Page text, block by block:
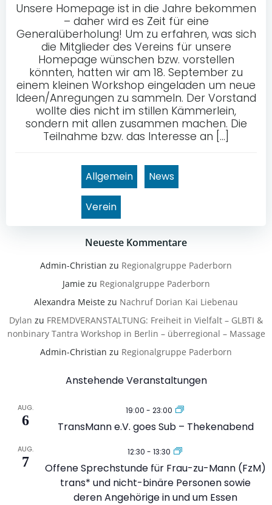
Unsere Homepage ist in die Jahre bekommen
– daher wird es Zeit für eine
Generalüberholung! Um zu erfahren, was sich
die Mitglieder des Vereins für unsere
Homepage wünschen bzw. vorstellen
könnten, hatten wir am 18. September zu
einem kleinen Workshop eingeladen um neue
Ideen/Anregungen zu sammeln. Der Vorstand
wollte dies nicht im stillen Kämmerlein,
sondern mit allen zusammen machen. Die
Teilnahme bzw. das Interesse an […]
Allgemein News
Verein
Neueste Kommentare
Admin-Christian zu Regionalgruppe Paderborn
Jamiezu Regionalgruppe Paderborn
Alexandra Meiste zu Nachruf Dorian Kai Liebenau
Dylan zu FREMDVERANSTALTUNG: Freiheit in Vielfalt – GLBTI &
nonbinary Tantra Workshop in Berlin – überregional – Massage
Admin-Christian zu Regionalgruppe Paderborn
Anstehende Veranstaltungen
AUG.
6
19:00 - 23:00
TransMann e.V. goes Sub – Thekenabend
AUG.
7
12:30 - 13:30
Offene Sprechstunde für Frau-zu-Mann (FzM)
trans* und nicht-binäre Personen sowie
deren Angehörige in und um Essen